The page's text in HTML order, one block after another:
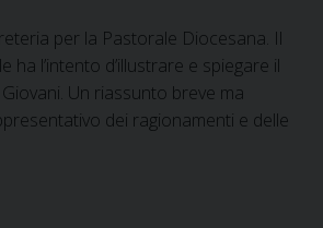
per la Pastorale Diocesana. Il
l’intento d’illustrare e spiegare il
Un riassunto breve ma
dei ragionamenti e delle